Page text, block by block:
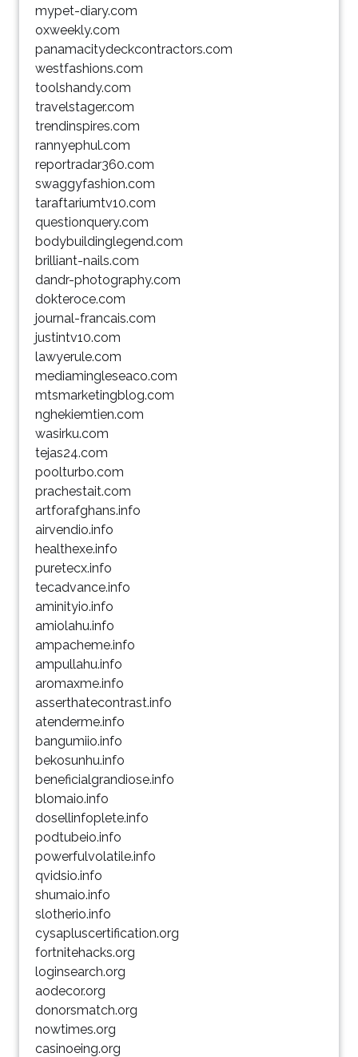
mypet-diary.com
oxweekly.com
panamacitydeckcontractors.com
westfashions.com
toolshandy.com
travelstager.com
trendinspires.com
rannyephul.com
reportradar360.com
swaggyfashion.com
taraftariumtv10.com
questionquery.com
bodybuildinglegend.com
brilliant-nails.com
dandr-photography.com
dokteroce.com
journal-francais.com
justintv10.com
lawyerule.com
mediamingleseaco.com
mtsmarketingblog.com
nghekiemtien.com
wasirku.com
tejas24.com
poolturbo.com
prachestait.com
artforafghans.info
airvendio.info
healthexe.info
puretecx.info
tecadvance.info
aminityio.info
amiolahu.info
ampacheme.info
ampullahu.info
aromaxme.info
asserthatecontrast.info
atenderme.info
bangumiio.info
bekosunhu.info
beneficialgrandiose.info
blomaio.info
dosellinfoplete.info
podtubeio.info
powerfulvolatile.info
qvidsio.info
shumaio.info
slotherio.info
cysapluscertification.org
fortnitehacks.org
loginsearch.org
aodecor.org
donorsmatch.org
nowtimes.org
casinoeing.org